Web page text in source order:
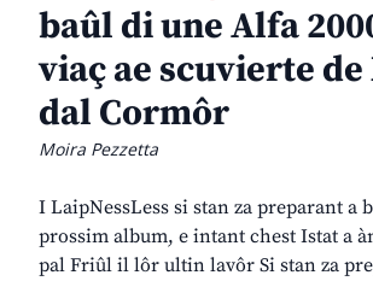
baûl di une Alfa
viaç ae scuvierte de
dal Cormôr
Moira Pezzetta
I LaipNessLess si stan za preparant a
prossim album, e intant chest Istat a
pal Friûl il lôr ultin lavôr Si stan za